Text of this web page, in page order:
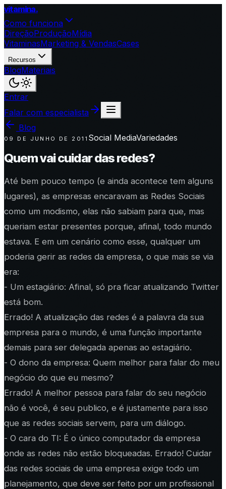
vitamina.
Como funciona
DireçãoProduçãoMídia
VitaminasMarketing & VendasCases
Recursos
BlogMateriais
Entrar
Falar com especialista
Blog
09 DE JUNHO DE 2011 Social MediaVariedades
Quem vai cuidar das redes?
Até bem pouco tempo (e ainda acontece tem alguns
lugares), as empresas encaravam as Redes Sociais
como um modismo, elas não sabiam para que, mas
queriam estar presentes porque, afinal, todo mundo
estava. E em um cenário como esse, qualquer um
poderia gerir as redes da empresa, o que mais se via
era:
- Um estagiário: Afinal, só pra ficar atualizando Twitter
está bom.
Errado! A atualização das redes é a palavra da sua
empresa para o mundo, é uma função importante
demais para ser delegada apenas ao estagiário.
- O dono da empresa: Quem melhor para falar do meu
negócio do que eu mesmo?
Errado! A melhor pessoa para falar do seu negócio
não é você, é seu publico, e é justamente para isso
que as redes sociais servem, para um diálogo.
- O cara do TI: É o único computador da empresa
onde as redes não estão bloqueadas. Errado! Cuidar
das redes sociais de uma empresa exige todo um
planejamento, que deve ser feito por um profissional